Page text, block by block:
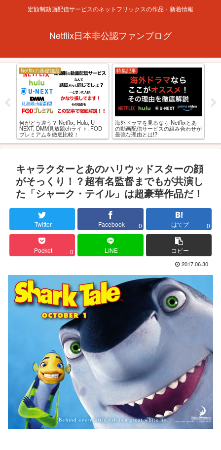
定額制動画配信サービスのネットフリックスの作品・新着情報
Netflix日本非公認ファンブログ
Netflixの基礎知識
何がどう違う？ Netflix, Hulu, U-
NEXT, DMM見放題chライト, FOD
プレミアムを徹底比較！
特集記事
海外ドラマを見るなら Netflixとあ
の動画配信サービスの組み合わせが
最強な理由とは!?
キャラクターとあのハリウッドスターの顔
がそっくり！？超有名監督までもが共演し
た「シャーク・テイル」は超豪華作品だ！
Twitter Facebook 0 はてブ 0
Pocket 0 LINE コピー
2017.06.30